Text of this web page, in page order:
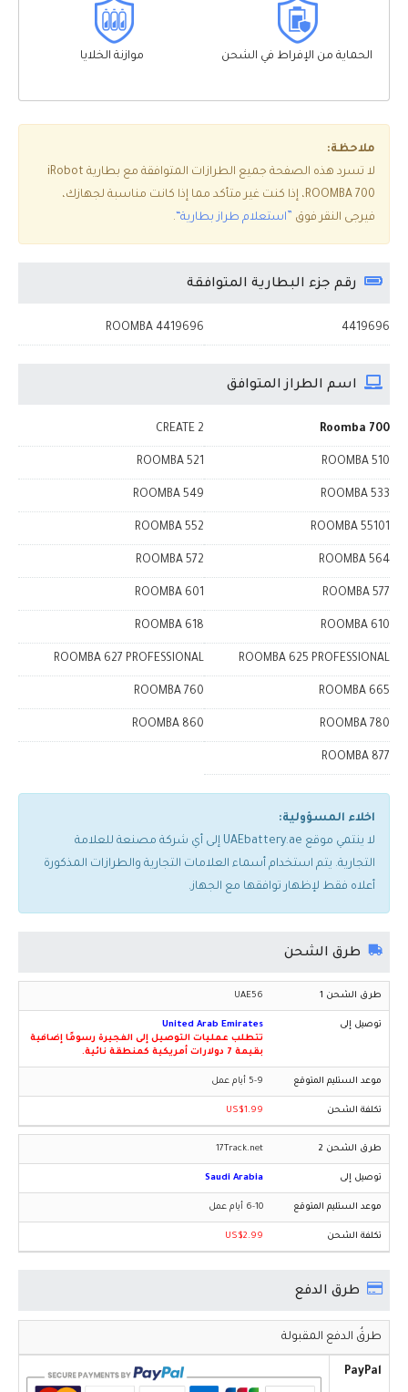
الحماية من الإفراط في الشحن موازنة الخلايا
ملاحظة:
لا تسرد هذه الصفحة جميع الطرازات المتوافقة مع بطارية iRobot
ROOMBA 700، إذا كنت غير متأكد مما إذا كانت مناسبة لجهازك،
فيرجى النقر فوق ”استعلام طراز بطارية“.
رقم جزء البطارية المتوافقة
4419696
ROOMBA 4419696
اسم الطراز المتوافق
Roomba 700
CREATE 2
ROOMBA 510
ROOMBA 521
ROOMBA 533
ROOMBA 549
ROOMBA 55101
ROOMBA 552
ROOMBA 564
ROOMBA 572
ROOMBA 577
ROOMBA 601
ROOMBA 610
ROOMBA 618
ROOMBA 625 PROFESSIONAL
ROOMBA 627 PROFESSIONAL
ROOMBA 665
ROOMBA 760
ROOMBA 780
ROOMBA 860
ROOMBA 877
اخلاء المسؤولية:
لا ينتمي موقع UAEbattery.ae إلى أي شركة مصنعة للعلامة
التجارية. يتم استخدام أسماء العلامات التجارية والطرازات المذكورة
أعلاه فقط لإظهار توافقها مع الجهاز.
طرق الشحن
UAE56
United Arab Emirates
تتطلب عمليات التوصيل إلى الفجيرة رسومًا إضافية
بقيمة 7 دولارات أمريكية كمنطقة نائية.
5-9 أيام عمل
US$1.99
17Track.net
Saudi Arabia
6-10 أيام عمل
US$2.99
طرق الدفع
طرقُ الدفع المقبولة
PayPal